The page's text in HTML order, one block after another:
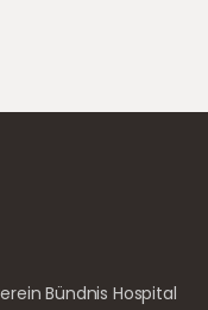
Bündnis Hospital